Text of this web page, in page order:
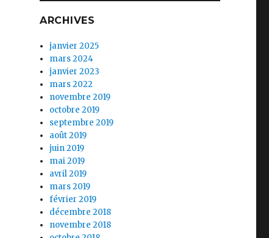
ARCHIVES
janvier 2025
mars 2024
janvier 2023
mars 2022
novembre 2019
octobre 2019
septembre 2019
août 2019
juin 2019
mai 2019
avril 2019
mars 2019
février 2019
décembre 2018
novembre 2018